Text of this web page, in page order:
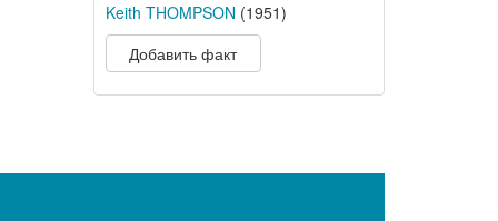
Keith THOMPSON (1951)
Добавить факт